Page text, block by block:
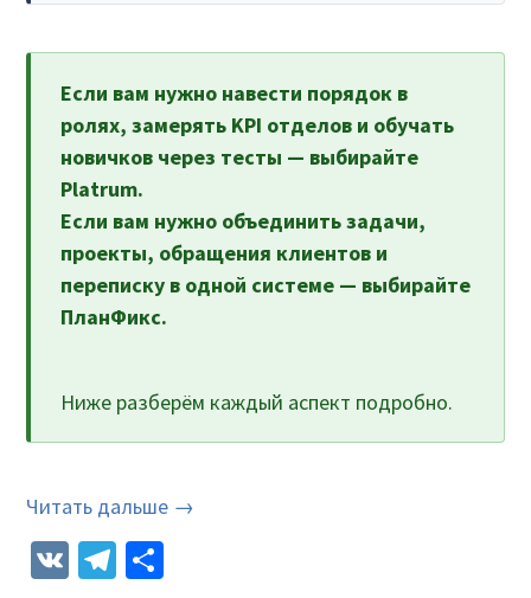
Если вам нужно навести порядок в
ролях, замерять KPI отделов и обучать
новичков через тесты — выбирайте
Platrum.
Если вам нужно объединить задачи,
проекты, обращения клиентов и
переписку в одной системе — выбирайте
ПланФикс.
Ниже разберём каждый аспект подробно.
Читать дальше →
VK Telegram